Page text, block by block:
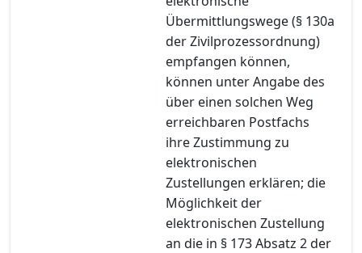
Übermittlungswege (§ 130a
der Zivilprozessordnung)
empfangen können,
können unter Angabe des
über einen solchen Weg
erreichbaren Postfachs
ihre Zustimmung zu
elektronischen
Zustellungen erklären; die
Möglichkeit der
elektronischen Zustellung
an die in § 173 Absatz 2 der